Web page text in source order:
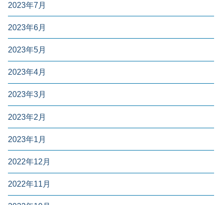
2023年7月
2023年6月
2023年5月
2023年4月
2023年3月
2023年2月
2023年1月
2022年12月
2022年11月